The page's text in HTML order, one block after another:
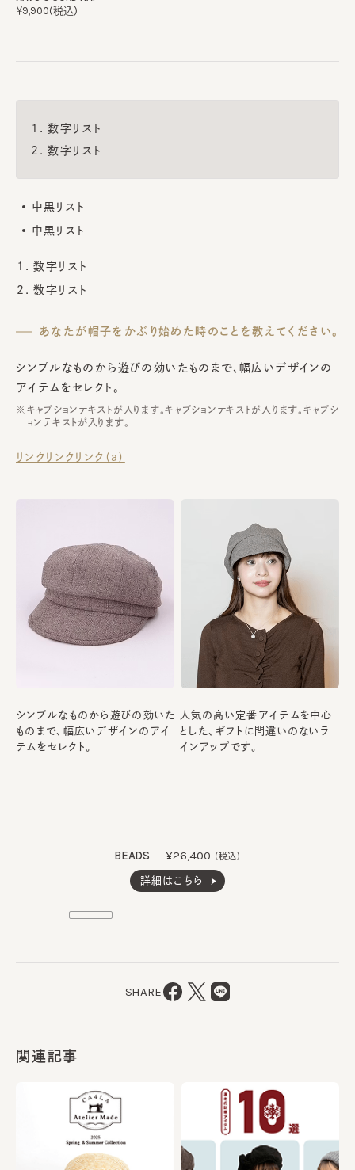
￥9,900(税込)
数字リスト
数字リスト
中黒リスト
中黒リスト
数字リスト
数字リスト
あなたが帽子をかぶり始めた時のことを教えてください。
シンプルなものから遊びの効いたものまで、幅広いデザインの
アイテムをセレクト。
キャプションテキストが入ります。キャプションテキストが入ります。キャプシ
ョンテキストが入ります。
リンクリンクリンク（a）
シンプルなものから遊びの効いた
ものまで、幅広いデザインのアイ
テムをセレクト。
人気の高い定番アイテムを中心
とした、ギフトに間違いのないラ
インアップです。
BEADS ¥26,400 (税込)
詳細はこちら
SHARE
関連記事